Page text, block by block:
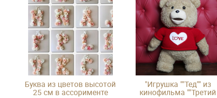
Буква из цветов высотой
25 см в ассорименте
"Игрушка ""Тед"" из
кинофильма ""Третий